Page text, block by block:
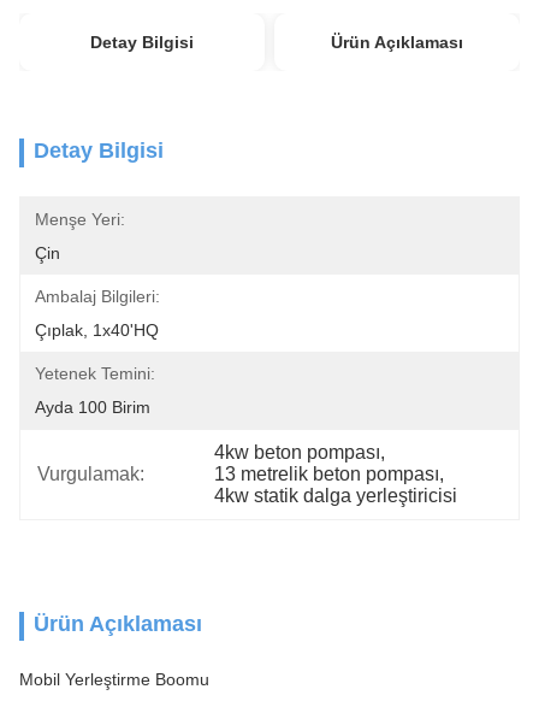
Detay Bilgisi Ürün Açıklaması
Detay Bilgisi
Menşe Yeri:
Çin
Ambalaj Bilgileri:
Çıplak, 1x40'HQ
Yetenek Temini:
Ayda 100 Birim
Vurgulamak:
4kw beton pompası,
13 metrelik beton pompası,
4kw statik dalga yerleştiricisi
Ürün Açıklaması
Mobil Yerleştirme Boomu